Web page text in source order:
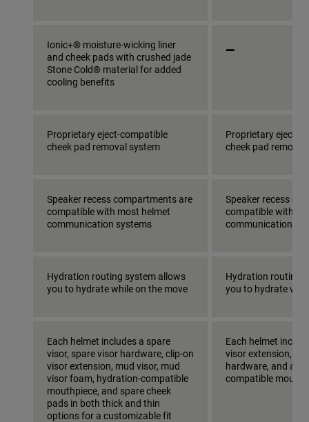
Ionic+® moisture-wicking liner
and cheek pads with crushed jade
Stone Cold® material for added
cooling benefits
_
Proprietary eject-compatible
cheek pad removal system
Proprietary eject-
cheek pad removal
Speaker recess compartments are
compatible with most helmet
communication systems
Speaker recess
compatible with
communication
Hydration routing system allows
you to hydrate while on the move
Hydration routing
you to hydrate
Each helmet includes a spare
visor, spare visor hardware, clip-on
visor extension, mud visor, mud
visor foam, hydration-compatible
mouthpiece, and spare cheek
pads in both thick and thin
options for a customizable fit
Each helmet
visor extension,
hardware, and a
compatible